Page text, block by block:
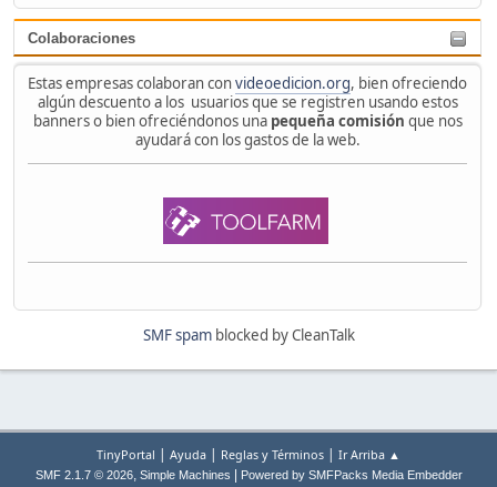
Colaboraciones
Estas empresas colaboran convideoedicion.org, bien ofreciendo
algún descuento a los usuarios que se registren usando estos
banners o bien ofreciéndonos una pequeña comisión que nos
ayudará con los gastos de la web.
SMF spamblocked by CleanTalk
TinyPortal | Ayuda | Reglas y Términos | Ir Arriba ▲
SMF 2.1.7 © 2026, Simple Machines Powered by SMFPacks Media Embedder